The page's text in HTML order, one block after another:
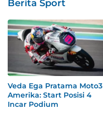
Berita Sport
Veda Ega Pratama Moto3
Amerika: Start Posisi 4
Incar Podium